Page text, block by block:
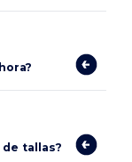
tallas?